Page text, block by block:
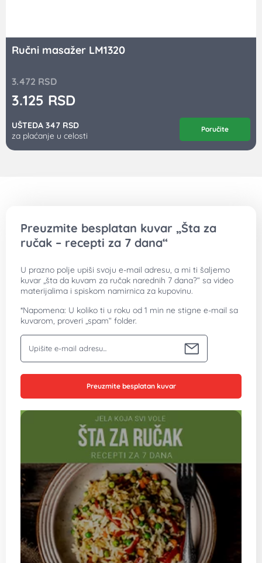
Ručni masažer LM1320
3.472 RSD
3.125 RSD
UŠTEDA 347 RSD
za plaćanje u celosti
Poručite
Preuzmite besplatan kuvar „Šta za
ručak – recepti za 7 dana“
U prazno polje upiši svoju e-mail adresu, a mi ti šaljemo
kuvar „šta da kuvam za ručak narednih 7 dana?“ sa video
materijalima i spiskom namirnica za kupovinu.
*Napomena: U koliko ti u roku od 1 min ne stigne e-mail sa
kuvarom, proveri „spam“ folder.
Preuzmite besplatan kuvar